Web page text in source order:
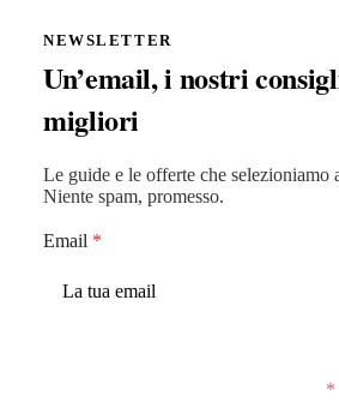
NEWSLETTER
Un’email, i nostri
migliori
Le guide e le offerte che selezioniamo
Niente spam, promesso.
Email *
*